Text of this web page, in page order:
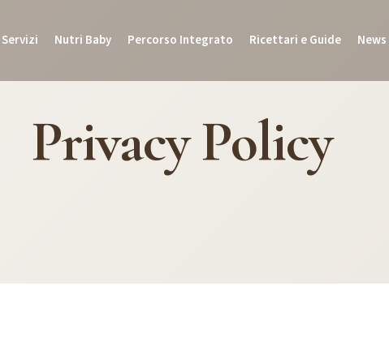
Servizi Nutri Baby Percorso Integrato Ricettari e Guide News
Privacy Policy